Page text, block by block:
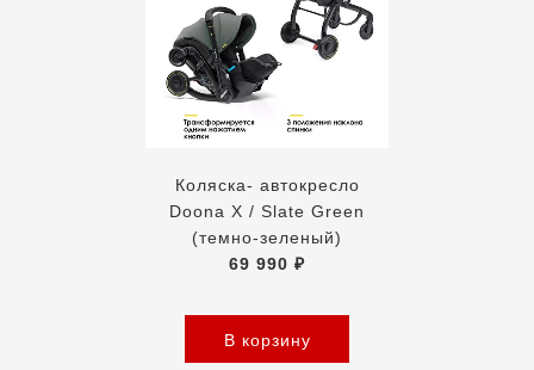
Коляска- автокресло
Doona X / Slate Green
(темно-зеленый)
69 990 ₽
В корзину